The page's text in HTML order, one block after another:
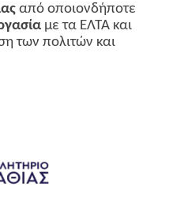
από οποιονδήποτε
με τα ΕΛΤΑ και
των πολιτών και